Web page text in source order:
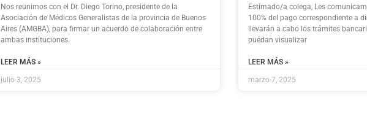
Nos reunimos con el Dr. Diego Torino, presidente de la
Asociación de Médicos Generalistas de la provincia de Buenos
Aires (AMGBA), para firmar un acuerdo de colaboración entre
ambas instituciones.
LEER MÁS »
julio 3, 2025
Estimado/a colega, Les
100% del pago correspondiente a
llevarán a cabo los trámites
puedan visualizar
LEER MÁS »
marzo 7, 2025